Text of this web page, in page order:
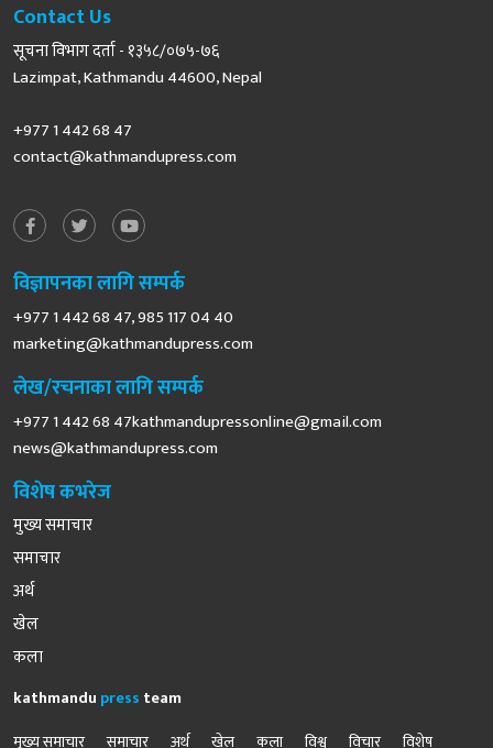
Contact Us
सूचना विभाग दर्ता - १३५८/०७५-७६
Lazimpat, Kathmandu 44600, Nepal
+977 1 442 68 47
contact@kathmandupress.com
विज्ञापनका लागि सम्पर्क
+977 1 442 68 47, 985 117 04 40
marketing@kathmandupress.com
लेख/रचनाका लागि सम्पर्क
+977 1 442 68 47kathmandupressonline@gmail.com
news@kathmandupress.com
विशेष कभरेज
मुख्य समाचार
समाचार
अर्थ
खेल
कला
kathmandu press team
मुख्य समाचार
समाचार अर्थ खेल कला विश्व विचार विशेष